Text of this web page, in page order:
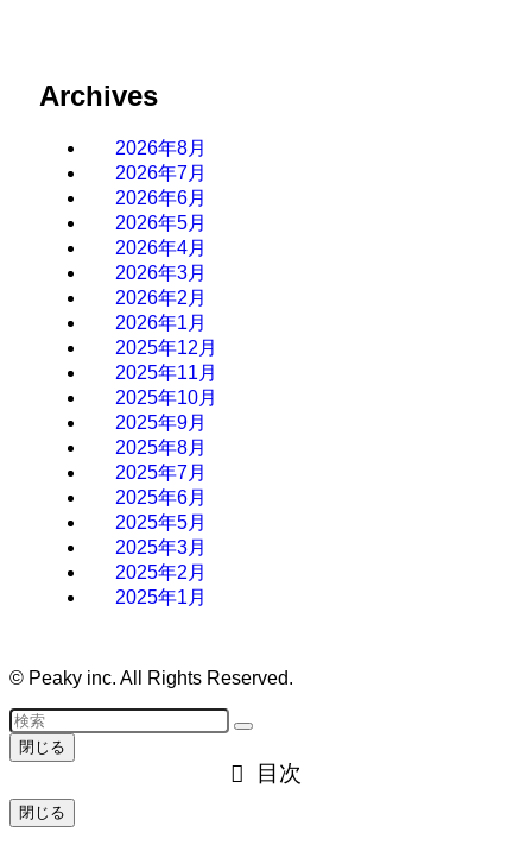
Archives
2026年8月
2026年7月
2026年6月
2026年5月
2026年4月
2026年3月
2026年2月
2026年1月
2025年12月
2025年11月
2025年10月
2025年9月
2025年8月
2025年7月
2025年6月
2025年5月
2025年3月
2025年2月
2025年1月
© Peaky inc. All Rights Reserved.
閉じる
目次
閉じる